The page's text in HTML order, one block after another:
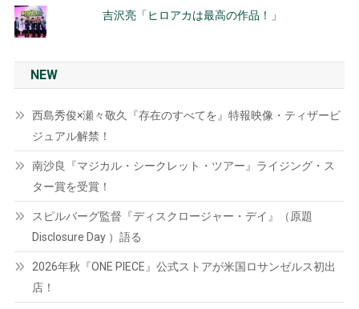
吉沢亮「ヒロアカは最高の作品！」
NEW
西島秀俊×瀬々敬久『存在のすべてを』特報映像・ティザービ
ジュアル解禁！
南沙良『マジカル・シークレット・ツアー』ライジング・ス
ター賞を受賞！
スピルバーグ監督『ディスクロージャー・デイ』（原題
Disclosure Day ）語る
2026年秋『ONE PIECE』公式ストアが米国ロサンゼルス初出
店！